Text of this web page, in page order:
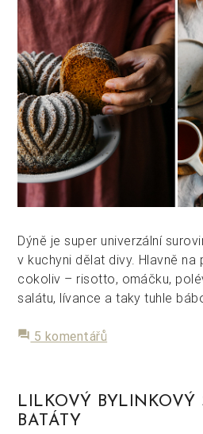
Dýně je super univerzální
v kuchyni dělat divy. Hlavně na
cokoliv – risotto, omáčku,
salátu, lívance a taky tuhle
forum 5 komentářů
LILKOVÝ BYLINKOVÝ
BATÁTY